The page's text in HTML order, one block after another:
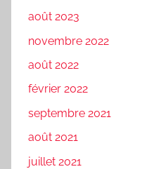
août 2023
novembre 2022
août 2022
février 2022
septembre 2021
août 2021
juillet 2021